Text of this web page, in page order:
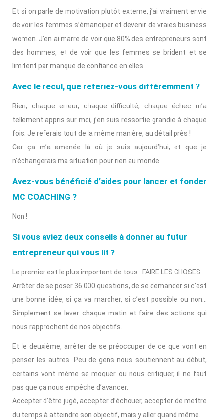
Et si on parle de motivation plutôt externe, j’ai vraiment envie
de voir les femmes s’émanciper et devenir de vraies business
women. J’en ai marre de voir que 80% des entrepreneurs sont
des hommes, et de voir que les femmes se brident et se
limitent par manque de confiance en elles.
Avec le recul, que referiez-vous différemment ?
Rien, chaque erreur, chaque difficulté, chaque échec m’a
tellement appris sur moi, j’en suis ressortie grandie à chaque
fois. Je referais tout de la même manière, au détail près !
Car ça m’a amenée là où je suis aujourd’hui, et que je
n’échangerais ma situation pour rien au monde.
Avez-vous bénéficié d’aides pour lancer et fonder
MC COACHING ?
Non !
Si vous aviez deux conseils à donner au futur
entrepreneur qui vous lit ?
Le premier est le plus important de tous : FAIRE LES CHOSES.
Arrêter de se poser 36 000 questions, de se demander si c’est
une bonne idée, si ça va marcher, si c’est possible ou non…
Simplement se lever chaque matin et faire des actions qui
nous rapprochent de nos objectifs.
Et le deuxième, arrêter de se préoccuper de ce que vont en
penser les autres. Peu de gens nous soutiennent au début,
certains vont même se moquer ou nous critiquer, il ne faut
pas que ça nous empêche d’avancer.
Accepter d’être jugé, accepter d’échouer, accepter de mettre
du temps à atteindre son objectif, mais y aller quand même.